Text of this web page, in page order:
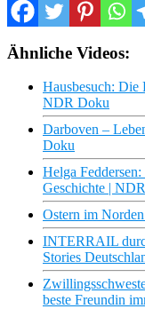
Ähnliche Videos:
Hausbesuch: Die
NDR Doku
Darboven –
Doku
Helga
Geschichte |
Ostern im
INTERRAIL
Stories
beste Freundin